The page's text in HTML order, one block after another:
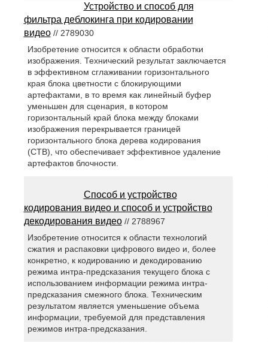
Устройство и способ для
фильтра деблокинга при кодировании
видео// 2789030
Изобретение относится к области обработки
изображения. Технический результат заключается
в эффективном сглаживании горизонтального
края блока цветности с блокирующими
артефактами, в то время как линейный буфер
уменьшен для сценария, в котором
горизонтальный край блока между блоками
изображения перекрывается границей
горизонтального блока дерева кодирования
(CTB), что обеспечивает эффективное удаление
артефактов блочности.
Способ и устройство
кодирования видео и способ и устройство
декодирования видео// 2788967
Изобретение относится к области технологий
сжатия и распаковки цифрового видео и, более
конкретно, к кодированию и декодированию
режима интра-предсказания текущего блока с
использованием информации режима интра-
предсказания смежного блока. Техническим
результатом является уменьшение объема
информации, требуемой для представления
режимов интра-предсказания.